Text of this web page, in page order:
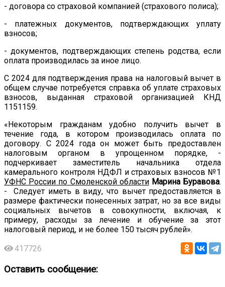
- договора со страховой компанией (страхового полиса);
- платежных документов, подтверждающих уплату
взносов;
- документов, подтверждающих степень родства, если
оплата производилась за иное лицо.
С 2024 для подтверждения права на налоговый вычет в
общем случае потребуется справка об уплате страховых
взносов, выданная страховой организацией КНД
1151159.
«Некоторым гражданам удобно получить вычет в
течение года, в котором производилась оплата по
договору. С 2024 года он может быть предоставлен
налоговым органом в упрощенном порядке, -
подчеркивает заместитель начальника отдела
камерального контроля НДФЛ и страховых взносов №1
УФНС России по Смоленской области Марина Буравова.
- Следует иметь в виду, что вычет предоставляется в
размере фактически понесенных затрат, но за все виды
социальных вычетов в совокупности, включая, к
примеру, расходы за лечение и обучение за этот
налоговый период, и не более 150 тысяч рублей».
417726
Оставить сообщение: